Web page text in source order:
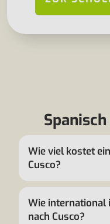
Wie viel kostet
Cusco?
Wie international
nach Cusco?